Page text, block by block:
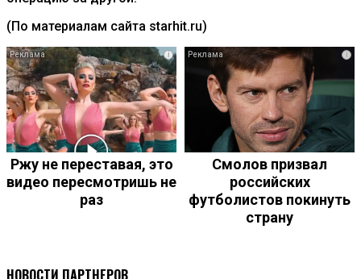
(По материалам сайта starhit.ru)
i
Ржу не переставая, это
видео пересмотришь не
раз
i
Смолов призвал
российских
футболистов покинуть
страну
НОВОСТИ ПАРТНЕРОВ